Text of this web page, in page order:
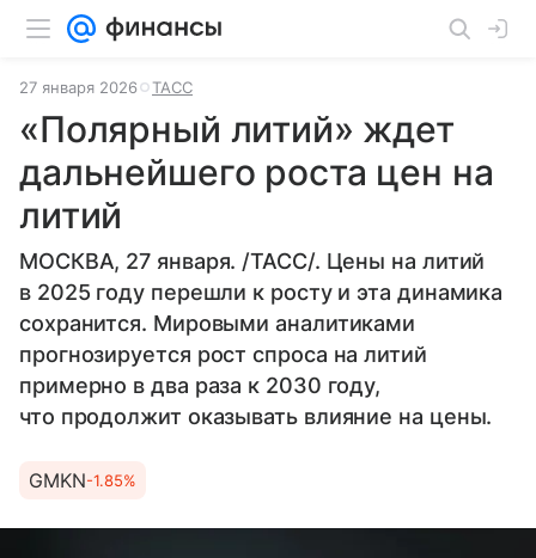
27 января 2026 ТАСС
«Полярный литий» ждет
дальнейшего роста цен на
литий
МОСКВА, 27 января. /ТАСС/. Цены на литий
в 2025 году перешли к росту и эта динамика
сохранится. Мировыми аналитиками
прогнозируется рост спроса на литий
примерно в два раза к 2030 году,
что продолжит оказывать влияние на цены.
GMKN-1.85%